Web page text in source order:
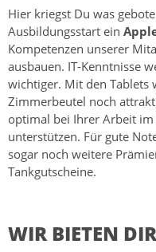
Hier kriegst Du was
Ausbildungsstart ein
Kompetenzen unserer
ausbauen. IT-Kenntnisse
wichtiger. Mit den Tablets
Zimmerbeutel noch
optimal bei Ihrer Arbeit
unterstützen. Für gute
sogar noch weitere
Tankgutscheine.
WIR BIETEN